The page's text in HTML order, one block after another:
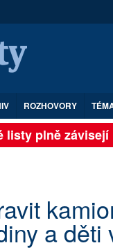
ROZHOVORY
plně závisejí
a děti